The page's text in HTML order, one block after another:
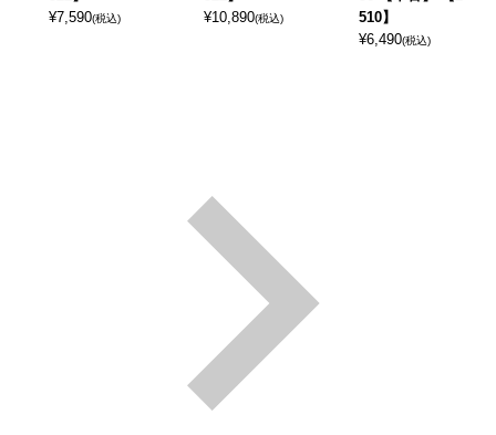
¥7,590(税込)
¥10,890(税込)
510】
¥6,490(税込)